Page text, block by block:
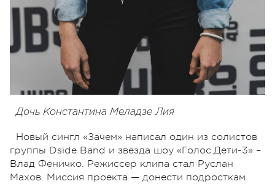
Дочь Константина Меладзе Лия
Новый сингл «Зачем» написал один из солистов
группы Dside Band и звезда шоу «Голос.Дети-3» –
Влад Феничко. Режиссер клипа стал Руслан
Махов. Миссия проекта — донести подросткам